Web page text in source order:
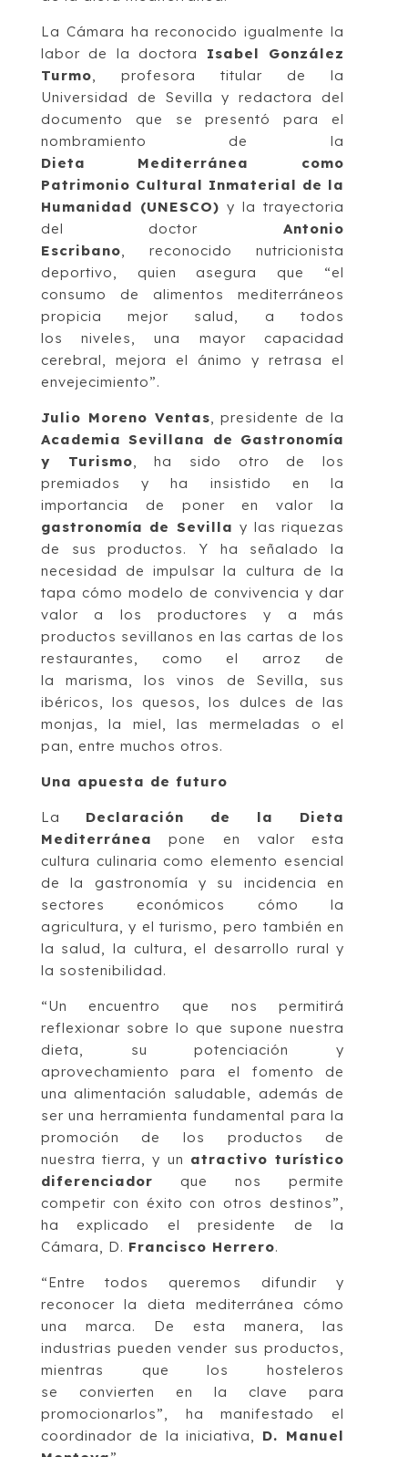
La Cámara ha reconocido igualmente la
labor de la doctora Isabel González
Turmo , profesora titular de la
Universidad de Sevilla y redactora del
documento que se presentó para el
nombramiento de la
Dieta Mediterránea como
Patrimonio Cultural Inmaterial de la
Humanidad (UNESCO) y la trayectoria
del doctorAntonio
Escribano , reconocido nutricionista
deportivo, quien asegura que “el
consumo de alimentos mediterráneos
propicia mejor salud, a todos
los niveles, una mayor capacidad
cerebral, mejora el ánimo y retrasa el
envejecimiento”.
Julio Moreno Ventas , presidente de la
Academia Sevillana de Gastronomía
y Turismo , ha sido otro de los
premiados y ha insistido en la
importancia de poner en valor la
gastronomía de Sevilla y las riquezas
de sus productos. Y ha señalado la
necesidad de impulsar la cultura de la
tapa cómo modelo de convivencia y dar
valor a los productores y a más
productos sevillanos en las cartas de los
restaurantes, como el arroz de
la marisma, los vinos de Sevilla, sus
ibéricos, los quesos, los dulces de las
monjas, la miel, las mermeladas o el
pan, entre muchos otros.
Una apuesta de futuro
La Declaración de la Dieta
Mediterránea pone en valor esta
cultura culinaria como elemento esencial
de la gastronomía y su incidencia en
sectores económicos cómo la
agricultura, y el turismo, pero también en
la salud, la cultura, el desarrollo rural y
la sostenibilidad.
“Un encuentro que nos permitirá
reflexionar sobre lo que supone nuestra
dieta, su potenciación y
aprovechamiento para el fomento de
una alimentación saludable, además de
ser una herramienta fundamental para la
promoción de los productos de
nuestra tierra, y un atractivo turístico
diferenciador que nos permite
competir con éxito con otros destinos”,
ha explicado el presidente de la
Cámara, D. Francisco Herrero.
“Entre todos queremos difundir y
reconocer la dieta mediterránea cómo
una marca. De esta manera, las
industrias pueden vender sus productos,
mientras que los hosteleros
se convierten en la clave para
promocionarlos”, ha manifestado el
coordinador de la iniciativa, D. Manuel